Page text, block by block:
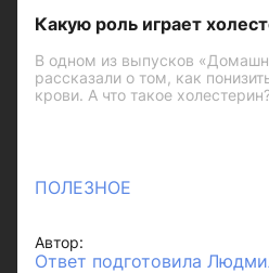
Какую роль играет
В одном из выпусков
рассказали о том, как
крови. А что такое
ПОЛЕЗНОЕ
Автор:
Ответ подготовила